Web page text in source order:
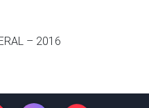
– 2016